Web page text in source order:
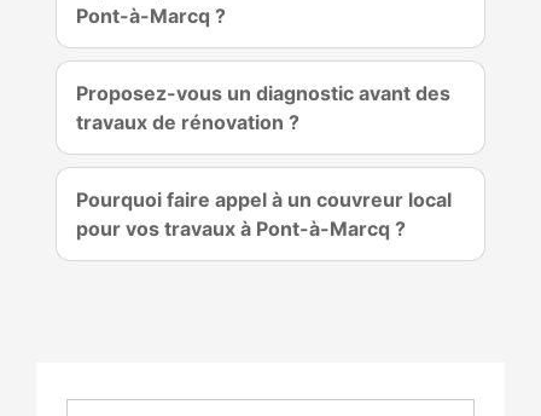
Pont-à-Marcq ?
Proposez-vous un diagnostic avant des
travaux de rénovation ?
Pourquoi faire appel à un couvreur local
pour vos travaux à Pont-à-Marcq ?